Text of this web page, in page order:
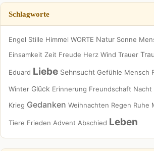
Schlagworte
Engel Stille Himmel WORTE Natur Sonne
Einsamkeit Zeit Freude Herz Wind Trauer
Eduard Liebe Sehnsucht Gefühle Mensch
Winter Glück Erinnerung Freundschaft Nacht
Krieg Gedanken Weihnachten Regen Ruhe
Tiere Frieden Advent Abschied Leben